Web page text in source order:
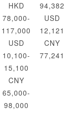
HKD
78,000-
117,000
USD
10,100-
15,100
CNY
65,000-
98,000
94,382
USD
12,121
CNY
77,241